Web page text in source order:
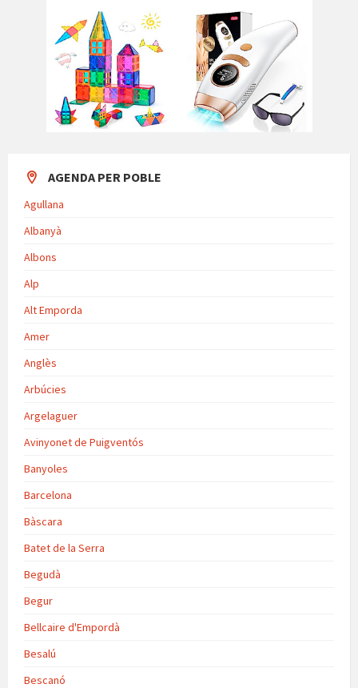
AGENDA PER POBLE
Agullana
Albanyà
Albons
Alp
Alt Emporda
Amer
Anglès
Arbúcies
Argelaguer
Avinyonet de Puigventós
Banyoles
Barcelona
Bàscara
Batet de la Serra
Begudà
Begur
Bellcaire d'Empordà
Besalú
Bescanó